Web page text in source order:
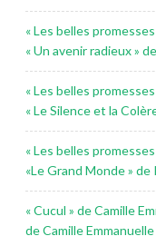
« Les belles
« Un avenir radieux »
« Les belles
« Le Silence et la
« Les belles
«Le Grand Monde »
« Cucul » de Camille
de Camille Emmanuelle